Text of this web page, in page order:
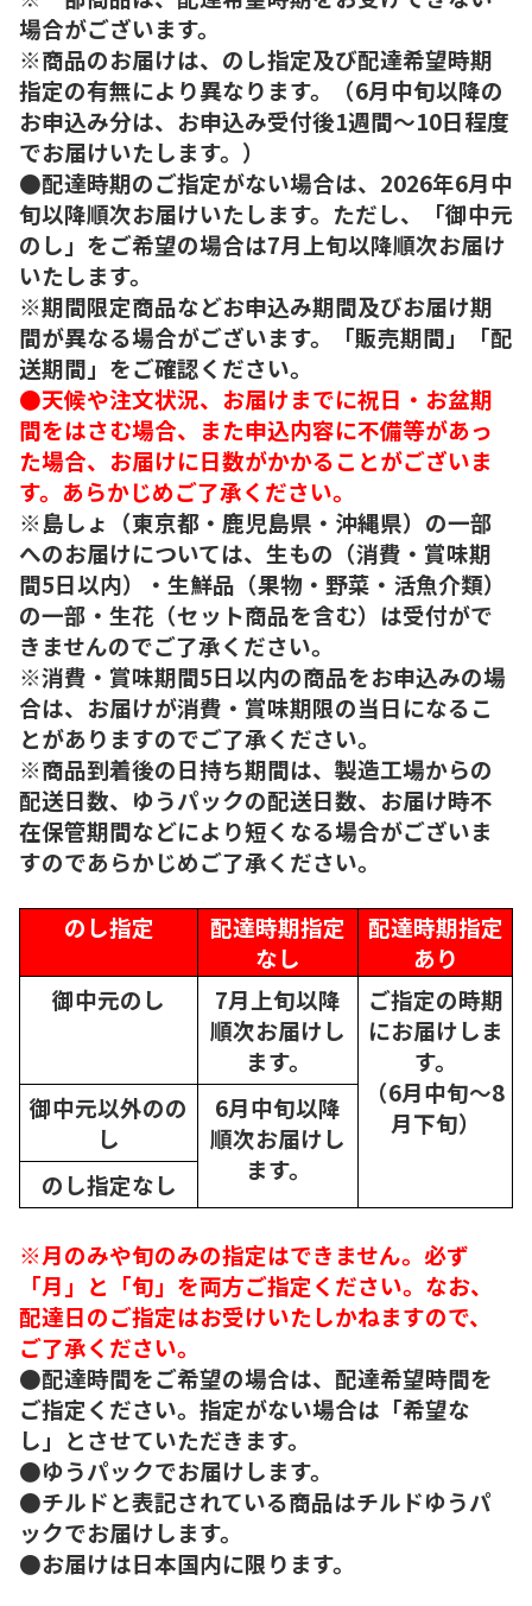
場合がございます。
※商品のお届けは、のし指定及び配達希望時期
指定の有無により異なります。（6月中旬以降の
お申込み分は、お申込み受付後1週間～10日程度
でお届けいたします。）
●配達時期のご指定がない場合は、2026年6月中
旬以降順次お届けいたします。ただし、「御中元
のし」をご希望の場合は7月上旬以降順次お届け
いたします。
※期間限定商品などお申込み期間及びお届け期
間が異なる場合がございます。「販売期間」「配
送期間」をご確認ください。
●天候や注文状況、お届けまでに祝日・お盆期
間をはさむ場合、また申込内容に不備等があっ
た場合、お届けに日数がかかることがございま
す。あらかじめご了承ください。
※島しょ（東京都・鹿児島県・沖縄県）の一部
へのお届けについては、生もの（消費・賞味期
間5日以内）・生鮮品（果物・野菜・活魚介類）
の一部・生花（セット商品を含む）は受付がで
きませんのでご了承ください。
※消費・賞味期間5日以内の商品をお申込みの場
合は、お届けが消費・賞味期限の当日になるこ
とがありますのでご了承ください。
※商品到着後の日持ち期間は、製造工場からの
配送日数、ゆうパックの配送日数、お届け時不
在保管期間などにより短くなる場合がございま
すのであらかじめご了承ください。
のし指定
配達時期指定
なし
配達時期指定
あり
御中元のし
7月上旬以降
順次お届けし
ます。
ご指定の時期
にお届けしま
す。
（6月中旬～8
月下旬）
御中元以外のの
し
6月中旬以降
順次お届けし
ます。
のし指定なし
※月のみや旬のみの指定はできません。必ず
「月」と「旬」を両方ご指定ください。なお、
配達日のご指定はお受けいたしかねますので、
ご了承ください。
●配達時間をご希望の場合は、配達希望時間を
ご指定ください。指定がない場合は「希望な
し」とさせていただきます。
●ゆうパックでお届けします。
●チルドと表記されている商品はチルドゆうパ
ックでお届けします。
●お届けは日本国内に限ります。